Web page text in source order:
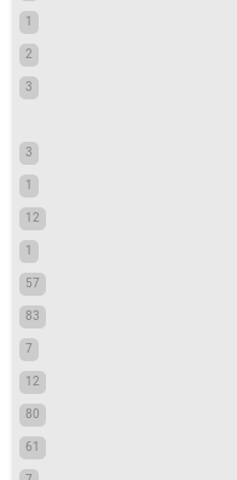
1
2
3
3
1
12
1
57
83
7
12
80
61